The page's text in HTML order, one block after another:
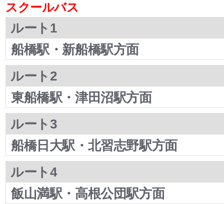
スクールバス
ルート1
船橋駅・新船橋駅方面
ルート2
東船橋駅・津田沼駅方面
ルート3
船橋日大駅・北習志野駅方面
ルート4
飯山満駅・高根公団駅方面